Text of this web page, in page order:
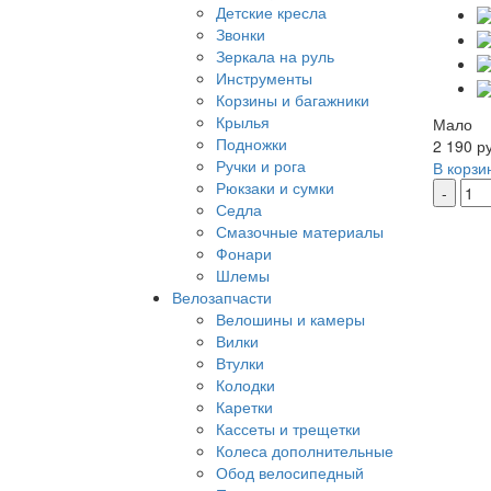
Детские кресла
Звонки
Зеркала на руль
Инструменты
Корзины и багажники
Крылья
Подножки
Ручки и рога
Рюкзаки и сумки
Седла
Смазочные материалы
Фонари
Шлемы
Велозапчасти
Велошины и камеры
Вилки
Втулки
Колодки
Каретки
Кассеты и трещетки
Колеса дополнительные
Обод велосипедный
Мало
2 190
В
-